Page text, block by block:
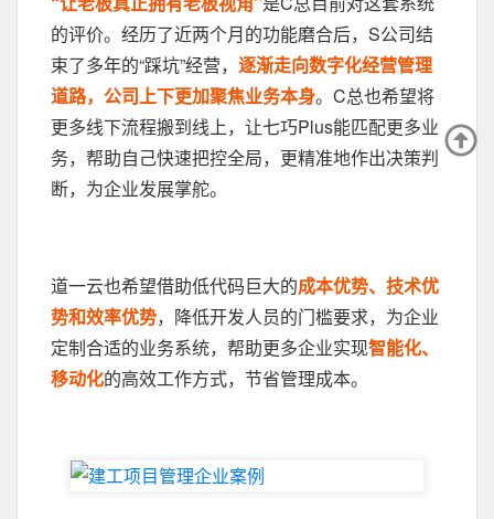
的评价。经历了近两个月的功能磨合后，S公司结
束了多年的“踩坑”经营， 逐渐走向数字化经营管理
道路，公司上下更加聚焦业务本身。C总也希望将
更多线下流程搬到线上，让七巧Plus能匹配更多业
务，帮助自己快速把控全局，更精准地作出决策判
断，为企业发展掌舵。
道一云也希望借助低代码巨大的成本优势、技术优
势和效率优势，降低开发人员的门槛要求，为企业
定制合适的业务系统，帮助更多企业实现智能化、
移动化的高效工作方式，节省管理成本。